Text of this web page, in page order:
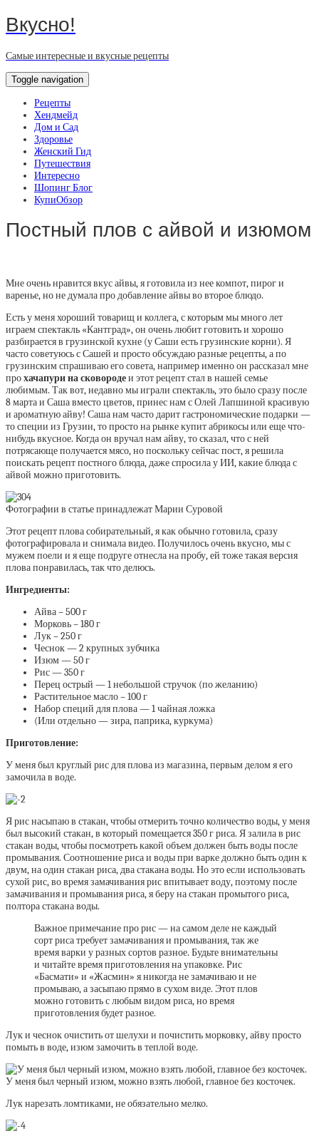
Вкусно!
Самые интересные и вкусные рецепты
Toggle navigation
Рецепты
Хендмейд
Дом и Сад
Здоровье
Женский Гид
Путешествия
Интересно
Шопинг Блог
КупиОбзор
Постный плов с айвой и изюмом
Мне очень нравится вкус айвы, я готовила из нее компот, пирог и
варенье, но не думала про добавление айвы во второе блюдо.
Есть у меня хороший товарищ и коллега, с которым мы много лет
играем спектакль «Кантград», он очень любит готовить и хорошо
разбирается в грузинской кухне (у Саши есть грузинские корни). Я
часто советуюсь с Сашей и просто обсуждаю разные рецепты, а по
грузинским спрашиваю его совета, например именно он рассказал мне
прохачапури на сковородеи этот рецепт стал в нашей семье
любимым. Так вот, недавно мы играли спектакль, это было сразу после
8 марта и Саша вместо цветов, принес нам с Олей Лапшиной красивую
и ароматную айву! Саша нам часто дарит гастрономические подарки —
то специи из Грузии, то просто на рынке купит абрикосы или еще что-
нибудь вкусное. Когда он вручал нам айву, то сказал, что с ней
потрясающе получается мясо, но поскольку сейчас пост, я решила
поискать рецепт постного блюда, даже спросила у ИИ, какие блюда с
айвой можно приготовить.
Фотографии в статье принадлежат Марии Суровой
Этот рецепт плова собирательный, я как обычно готовила, сразу
фотографировала и снимала видео. Получилось очень вкусно, мы с
мужем поели и я еще подруге отнесла на пробу, ей тоже такая версия
плова понравилась, так что делюсь.
Ингредиенты:
Айва – 500 г
Морковь – 180 г
Лук – 250 г
Чеснок — 2 крупных зубчика
Изюм — 50 г
Рис — 350 г
Перец острый — 1 небольшой стручок (по желанию)
Растительное масло – 100 г
Набор специй для плова — 1 чайная ложка
(Или отдельно — зира, паприка, куркума)
Приготовление:
У меня был круглый рис для плова из магазина, первым делом я его
замочила в воде.
Я рис насыпаю в стакан, чтобы отмерить точно количество воды, у меня
был высокий стакан, в который помещается 350 г риса. Я залила в рис
стакан воды, чтобы посмотреть какой объем должен быть воды после
промывания. Соотношение риса и воды при варке должно быть один к
двум, на один стакан риса, два стакана воды. Но это если использовать
сухой рис, во время замачивания рис впитывает воду, поэтому после
замачивания и промывания риса, я беру на стакан промытого риса,
полтора стакана воды.
Важное примечание про рис — на самом деле не каждый
сорт риса требует замачивания и промывания, так же
время варки у разных сортов разное. Будьте внимательны
и читайте время приготовления на упаковке. Рис
«Басмати» и «Жасмин» я никогда не замачиваю и не
промываю, а засыпаю прямо в сухом виде. Этот плов
можно готовить с любым видом риса, но время
приготовления будет разное.
Лук и чеснок очистить от шелухи и почистить морковку, айву просто
помыть в воде, изюм замочить в теплой воде.
У меня был черный изюм, можно взять любой, главное без косточек.
Лук нарезать ломтиками, не обязательно мелко.